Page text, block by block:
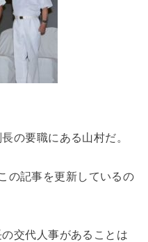
の要職にある山村だ。
の記事を更新しているの
交代人事があることは